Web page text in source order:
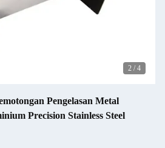
2 / 4
Pengelasan Metal
Precision Stainless Steel